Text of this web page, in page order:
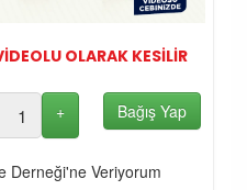
OLARAK KESİLİR
+ Bağış Yap
Derneği'ne Veriyorum